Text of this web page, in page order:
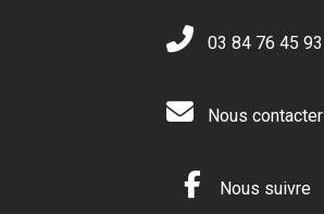
03 84 76 45 93
Nous contacter
Nous suivre